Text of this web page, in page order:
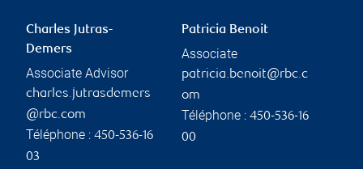
Charles Jutras-
Demers
Associate Advisor
charles.jutrasdemers
@rbc.com
Téléphone : 450-536-16
03
Patricia Benoit
Associate
patricia.benoit@rbc.c
om
Téléphone : 450-536-16
00